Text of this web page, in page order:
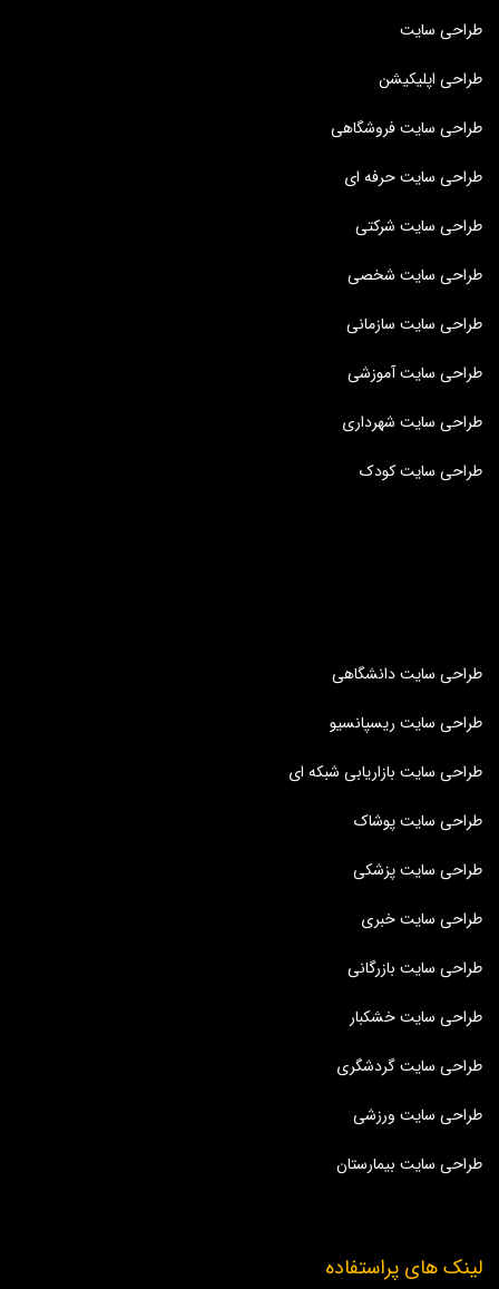
طراحی سایت
طراحی اپلیکیشن
طراحی سایت فروشگاهی
طراحی سایت حرفه ای
طراحی سایت شرکتی
طراحی سایت شخصی
طراحی سایت سازمانی
طراحی سایت آموزشی
طراحی سایت شهرداری
طراحی سایت کودک
طراحی سایت دانشگاهی
طراحی سایت ریسپانسیو
طراحی سایت بازاریابی شبکه ای
طراحی سایت پوشاک
طراحی سایت پزشکی
طراحی سایت خبری
طراحی سایت بازرگانی
طراحی سایت خشکبار
طراحی سایت گردشگری
طراحی سایت ورزشی
طراحی سایت بیمارستان
لینک های پراستفاده